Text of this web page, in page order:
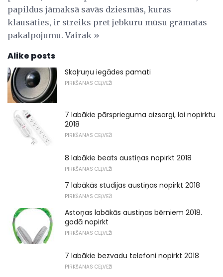
papildus jāmaksā savās dziesmās, kuras
klausāties, ir streiks pret jebkuru mūsu grāmatas
pakalpojumu. Vairāk »
Alike posts
Skaļruņu iegādes pamati
PIRKŠANAS CEĻVEŽI
7 labākie pārsprieguma aizsargi, lai nopirktu
2018
PIRKŠANAS CEĻVEŽI
8 labākie beats austiņas nopirkt 2018
PIRKŠANAS CEĻVEŽI
7 labākās studijas austiņas nopirkt 2018
PIRKŠANAS CEĻVEŽI
Astoņas labākās austiņas bērniem 2018.
gadā nopirkt
PIRKŠANAS CEĻVEŽI
7 labākie bezvadu telefoni nopirkt 2018
PIRKŠANAS CEĻVEŽI